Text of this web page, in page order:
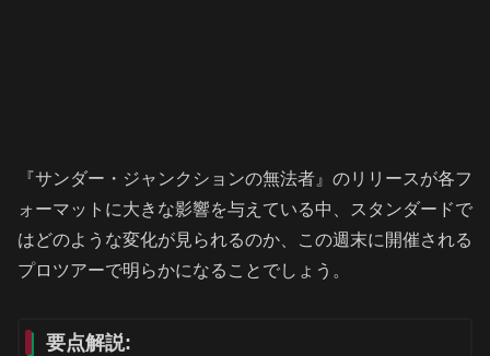
『サンダー・ジャンクションの無法者』のリリースが各フ
ォーマットに大きな影響を与えている中、スタンダードで
はどのような変化が見られるのか、この週末に開催される
プロツアーで明らかになることでしょう。
要点解説: